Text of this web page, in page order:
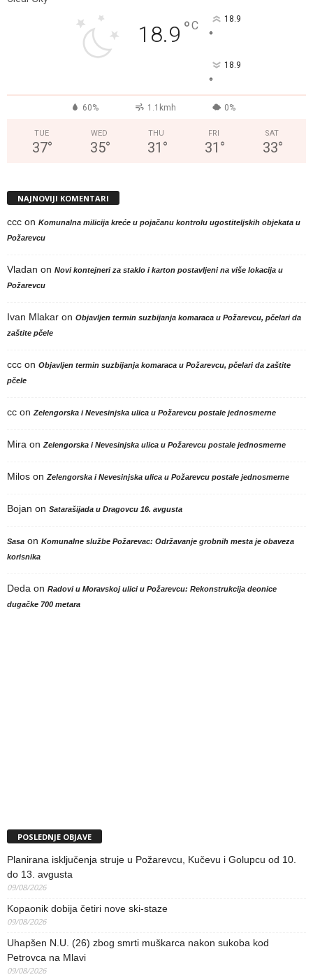
18.9 °C 18.9
°
18.9
°
60% 1.1kmh 0%
TUE
37°
WED
35°
THU
31 °
FRI
31 °
SAT
33°
NAJNOVIJI KOMENTARI
ccc on Komunalna milicija kreće u pojačanu kontrolu ugostiteljskih objekata u
Požarevcu
Vladan on Novi kontejneri za staklo i karton postavljeni na više lokacija u
Požarevcu
Ivan Mlakar on Objavljen termin suzbijanja komaraca u Požarevcu, pčelari da
zaštite pčele
ccc on Objavljen termin suzbijanja komaraca u Požarevcu, pčelari da zaštite
pčele
cc on Zelengorska i Nevesinjska ulica u Požarevcu postale jednosmerne
Mira on Zelengorska i Nevesinjska ulica u Požarevcu postale jednosmerne
Milos on Zelengorska i Nevesinjska ulica u Požarevcu postale jednosmerne
Bojan on Satarašijada u Dragovcu 16. avgusta
Sasa on Komunalne službe Požarevac: Održavanje grobnih mesta je obaveza
korisnika
Deda on Radovi u Moravskoj ulici u Požarevcu: Rekonstrukcija deonice
dugačke 700 metara
POSLEDNJE OBJAVE
Planirana isključenja struje u Požarevcu, Kučevu i Golupcu od 10.
do 13. avgusta
09/08/2026
Kopaonik dobija četiri nove ski-staze
09/08/2026
Uhapšen N.U. (26) zbog smrti muškarca nakon sukoba kod
Petrovca na Mlavi
09/08/2026